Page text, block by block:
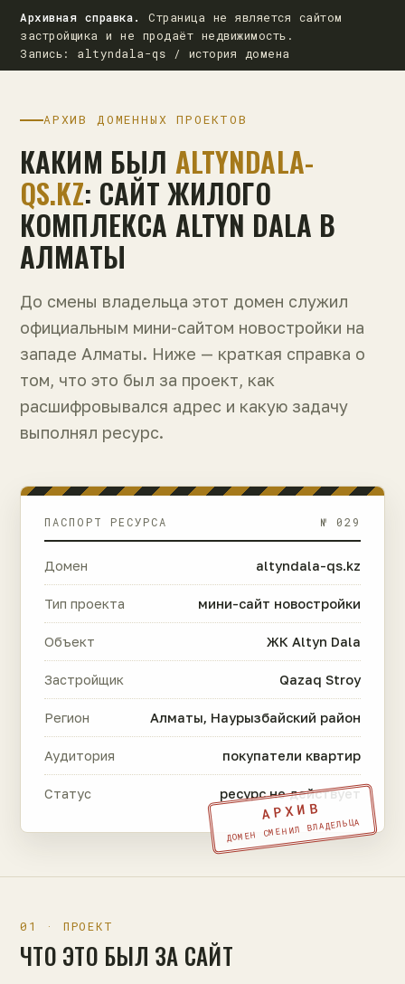
Архивная справка.
Страница не является сайтом
застройщика и не продаёт недвижимость.
Запись: altyndala-qs / история домена
АРХИВ ДОМЕННЫХ ПРОЕКТОВ
КАКИМ БЫЛ ALTYNDALA-
QS.KZ: САЙТ ЖИЛОГО
КОМПЛЕКСА ALTYN DALA В
АЛМАТЫ
До смены владельца этот домен служил
официальным мини-сайтом новостройки на
западе Алматы. Ниже — краткая справка о
том, что это был за проект, как
расшифровывался адрес и какую задачу
выполнял ресурс.
ПАСПОРТ РЕСУРСА № 029
Домен altyndala-qs.kz
Тип проекта мини-сайт новостройки
Объект ЖК Altyn Dala
Застройщик Qazaq Stroy
Регион Алматы, Наурызбайский район
Аудитория покупатели квартир
Статус ресурс не действует
АРХИВ
ДОМЕН СМЕНИЛ ВЛАДЕЛЬЦА
01 · ПРОЕКТ
ЧТО ЭТО БЫЛ ЗА САЙТ